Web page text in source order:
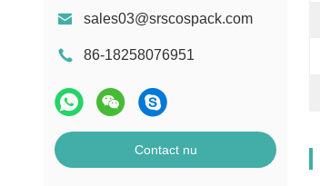
sales03@srscospack.com
86-18258076951
Contact nu